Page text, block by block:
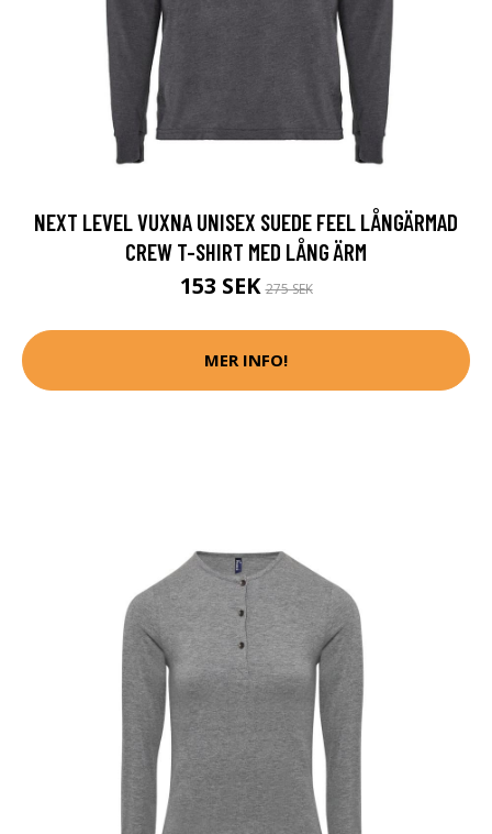
NEXT LEVEL VUXNA UNISEX SUEDE FEEL LÅNGÄRMAD
CREW T-SHIRT MED LÅNG ÄRM
153 SEK275 SEK
MER INFO!